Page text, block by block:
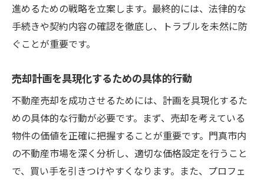
進めるための戦略を立案します。最終的には、法律的な
手続きや契約内容の確認を徹底し、トラブルを未然に防
ぐことが重要です。
売却計画を具現化するための具体的行動
不動産売却を成功させるためには、計画を具現化するた
めの具体的な行動が必要です。まず、売却を考えている
物件の価値を正確に把握することが重要です。門真市内
の不動産市場を深く分析し、適切な価格設定を行うこと
で、買い手を引きつけやすくなります。また、プロフェ